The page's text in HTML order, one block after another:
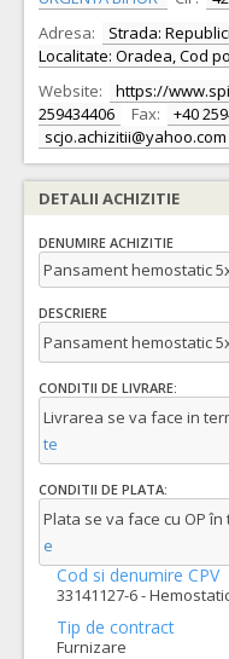
Adresa:
Strada:
Localitate: Oradea, Cod
Website:
https://
259434406
Fax: +40
scjo.achizitii@yahoo.com
DETALII ACHIZITIE
DENUMIRE ACHIZITIE
Pansament hemostatic
DESCRIERE
Pansament hemostatic
CONDITII DE LIVRARE:
Livrarea se va face in
te
CONDITII DE PLATA:
Plata se va face cu OP
e
Cod si denumire CPV
33141127-6 -
Tip de contract
Furnizare